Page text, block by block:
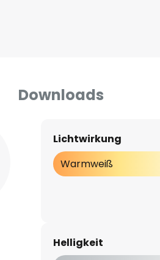
Downloads
Lichtwirkung
Warmweiß
Helligkeit